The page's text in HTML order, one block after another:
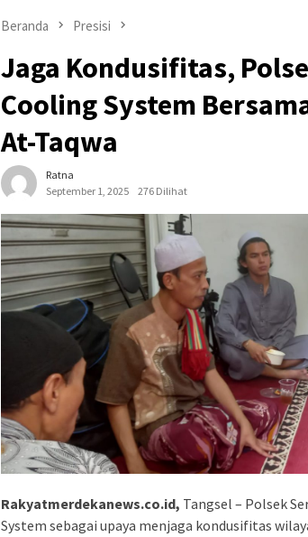
Beranda Presisi
Jaga Kondusifitas,
Cooling System
At-Taqwa
Ratna
September 1, 2025
276 Dilihat
Rakyatmerdekanews.co.id, Tangsel – Polsek
System sebagai upaya menjaga kondusifitas